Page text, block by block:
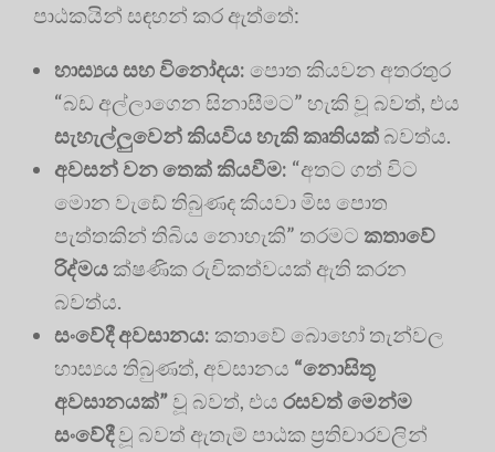
පාඨකයින් සඳහන් කර ඇත්තේ:
හාස්‍යය සහ විනෝදය: පොත කියවන අතරතුර
“බඩ අල්ලාගෙන සිනාසීමට” හැකි වූ බවත්, එය
සැහැල්ලුවෙන් කියවිය හැකි කෘතියක් බවත්ය.
අවසන් වන තෙක් කියවීම: “අතට ගත් විට
මොන වැඩේ තිබුණද කියවා මිස පොත
පැත්තකින් තිබිය නොහැකි” තරමට කතාවේ
රිද්මය ක්ෂණික රුචිකත්වයක් ඇති කරන
බවත්ය.
සංවේදී අවසානය: කතාවේ බොහෝ තැන්වල
හාස්‍යය තිබුණත්, අවසානය “නොසිතූ
අවසානයක්” වූ බවත්, එය රසවත් මෙන්ම
සංවේදීවූ බවත් ඇතැම් පාඨක ප්‍රතිචාරවලින්